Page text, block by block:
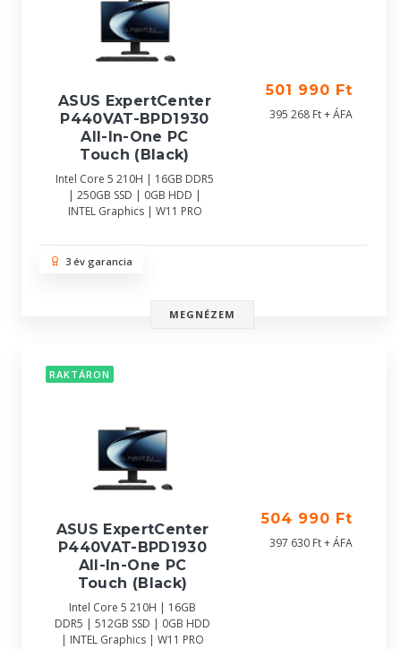
ASUS ExpertCenter
P440VAT-BPD1930
All-In-One PC
Touch (Black)
Intel Core 5 210H | 16GB DDR5
| 250GB SSD | 0GB HDD |
INTEL Graphics | W11 PRO
501 990 Ft
395 268 Ft + ÁFA
3 év garancia
MEGNÉZEM
RAKTÁRON
ASUS ExpertCenter
P440VAT-BPD1930
All-In-One PC
Touch (Black)
Intel Core 5 210H | 16GB
DDR5 | 512GB SSD | 0GB HDD
| INTEL Graphics | W11 PRO
504 990 Ft
397 630 Ft + ÁFA